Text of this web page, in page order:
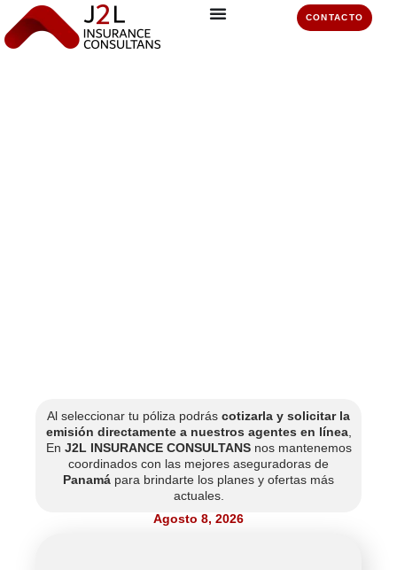
CONTACTO
Al seleccionar tu póliza podrás cotizarla y solicitar la
emisión directamente a nuestros agentes en línea,
En J2L INSURANCE CONSULTANSnos mantenemos
coordinados con las mejores aseguradoras de
Panamá para brindarte los planes y ofertas más
actuales.
Agosto 8, 2026